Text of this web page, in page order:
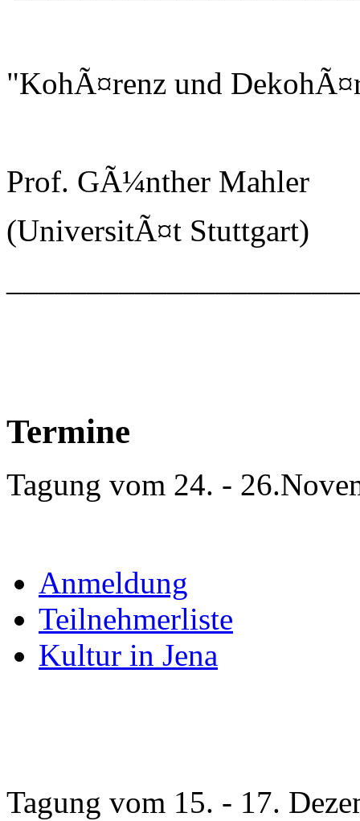
"KohÃ¤renz und
Prof. GÃ¼nther Mahler
(UniversitÃ¤t Stuttgart)
Termine
Tagung vom 24. -
Anmeldung
Teilnehmerliste
Kultur in Jena
Tagung vom 15. - 17.